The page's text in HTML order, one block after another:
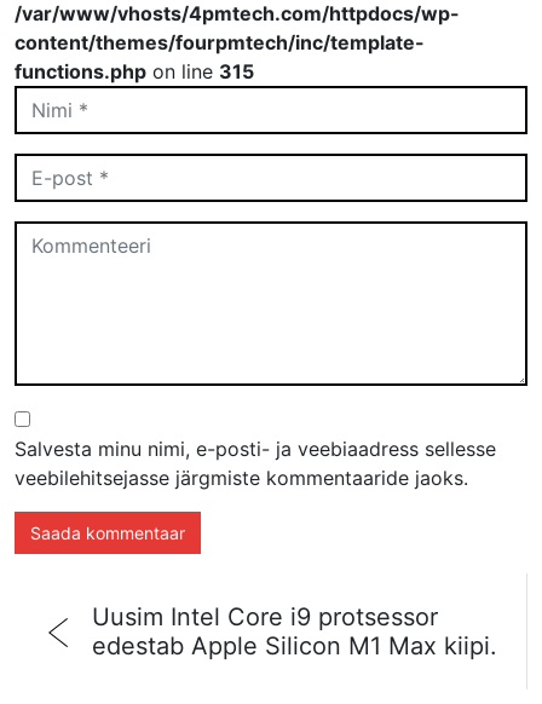
/var/www/vhosts/4pmtech.com/httpdocs/wp-
content/themes/fourpmtech/inc/template-
functions.php on line 315
Salvesta minu nimi, e-posti- ja veebiaadress sellesse
veebilehitsejasse järgmiste kommentaaride jaoks.
Uusim Intel Core i9 protsessor
edestab Apple Silicon M1 Max kiipi.